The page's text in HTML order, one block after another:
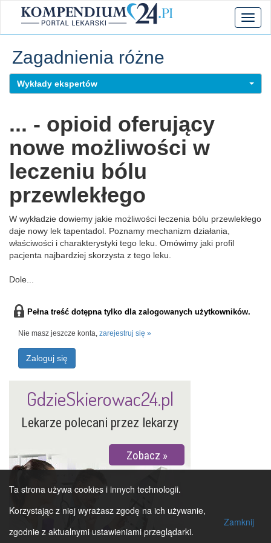
Zagadnienia różne
Wykłady ekspertów
... - opioid oferujący
nowe możliwości w
leczeniu bólu
przewlekłego
W wykładzie dowiemy jakie możliwości leczenia bólu przewlekłego
daje nowy lek tapentadol. Poznamy mechanizm działania,
właściwości i charakterystyki tego leku. Omówimy jaki profil
pacjenta najbardziej skorzysta z tego leku.
Dole...
Pełna treść dotępna tylko dla zalogowanych użytkowników.
Nie masz jeszcze konta, zarejestruj się »
Zaloguj się
Lekarze polecani przez lekarzy
Zobacz
GdzieSkierowac24.pl
Ta strona używa cookies i innych technologii.
Korzystając z niej wyrażasz zgodę na ich używanie,
zgodnie z aktualnymi ustawieniami przeglądarki.
Zamknij